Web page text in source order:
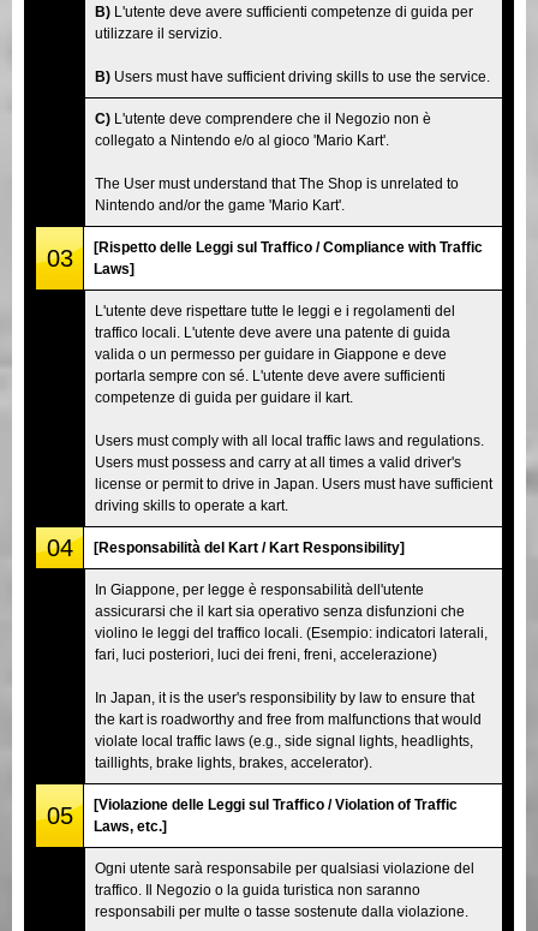
B) L'utente deve avere sufficienti competenze di guida per
utilizzare il servizio.
B) Users must have sufficient driving skills to use the service.
C) L'utente deve comprendere che il Negozio non è
collegato a Nintendo e/o al gioco 'Mario Kart'.
The User must understand that The Shop is unrelated to
Nintendo and/or the game 'Mario Kart'.
03
[Rispetto delle Leggi sul Traffico / Compliance with Traffic
Laws]
L'utente deve rispettare tutte le leggi e i regolamenti del
traffico locali. L'utente deve avere una patente di guida
valida o un permesso per guidare in Giappone e deve
portarla sempre con sé. L'utente deve avere sufficienti
competenze di guida per guidare il kart.
Users must comply with all local traffic laws and regulations.
Users must possess and carry at all times a valid driver's
license or permit to drive in Japan. Users must have sufficient
driving skills to operate a kart.
04 [Responsabilità del Kart / Kart Responsibility]
In Giappone, per legge è responsabilità dell'utente
assicurarsi che il kart sia operativo senza disfunzioni che
violino le leggi del traffico locali. (Esempio: indicatori laterali,
fari, luci posteriori, luci dei freni, freni, accelerazione)
In Japan, it is the user's responsibility by law to ensure that
the kart is roadworthy and free from malfunctions that would
violate local traffic laws (e.g., side signal lights, headlights,
taillights, brake lights, brakes, accelerator).
05
[Violazione delle Leggi sul Traffico / Violation of Traffic
Laws, etc.]
Ogni utente sarà responsabile per qualsiasi violazione del
traffico. Il Negozio o la guida turistica non saranno
responsabili per multe o tasse sostenute dalla violazione.